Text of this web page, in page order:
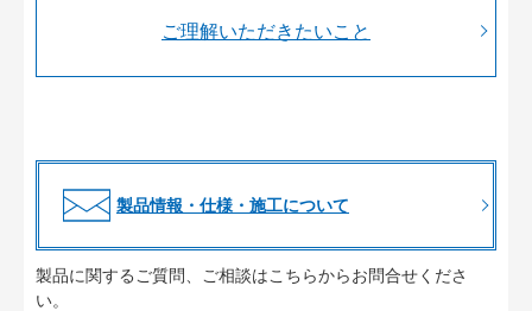
ご理解いただきたいこと
製品情報・仕様・施工について
製品に関するご質問、ご相談はこちらからお問合せくださ
い。